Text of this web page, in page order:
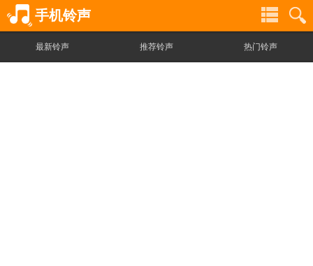
手机铃声
最新铃声 推荐铃声 热门铃声